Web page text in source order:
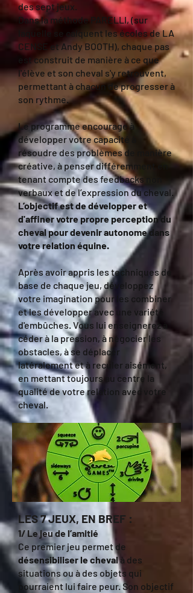
des sept jeux.
Dans la méthode PARELLI, (sur
laquelle se calquent les écoles de LA
CENSE et Andy BOOTH), chaque pas
est construit de manière à ce que
l'élève et son cheval s'y retrouvent,
permettant à chacun de progresser à
son rythme.
Le programme encourage à
développer votre capacité à
résoudre des problèmes de manière
créative, à penserdifféremment en
tenant compte des feedbacks non
verbaux et de l’expression du cheval.
L’objectif est de développer et
d'affiner votre propre perception du
cheval pour devenir autonome dans
votre relation équine.
Après avoir appris les techniques de
base de chaque jeu, développez
votre imagination pour les combiner
et les développer avec une variété
d'embûches. Vous lui enseignerez à
céder à la pression, à négocier les
obstacles, à se déplacer
latéralement et à reculer aisément,
en mettant toujours au centre la
qualité de votre relation avec votre
cheval.
LES 7 JEUX, EN BREF :
1/ Le jeu de l’amitié
Ce premier jeu permet de
désensibiliser le chevalà des
situations ou à des objets qui
pourraient lui faire peur. Son objectif